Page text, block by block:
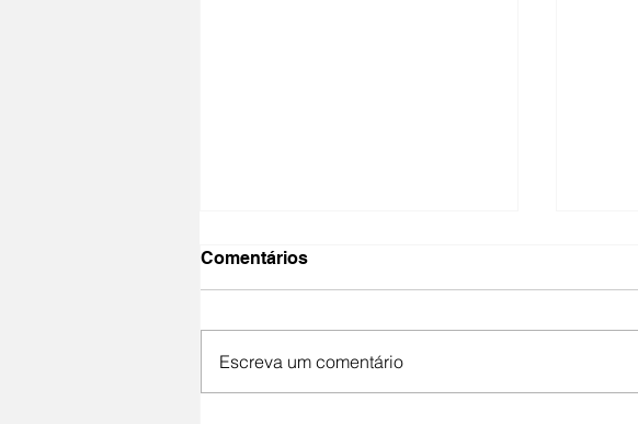
Comentários
Escreva um comentário